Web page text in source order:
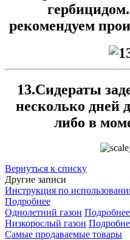
рекомендуем
13.Сидераты
несколько дней
либо в
Вернуться к списку
Другие записи
Инструкция по
Подробнее
Однолетний газон Подробнее
Низкорослый газон
Самые продаваемые товары